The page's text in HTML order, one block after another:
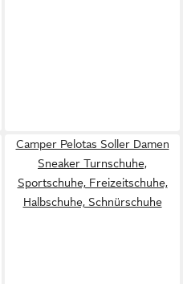
Camper Pelotas Soller Damen
Sneaker Turnschuhe,
Sportschuhe, Freizeitschuhe,
Halbschuhe, Schnürschuhe